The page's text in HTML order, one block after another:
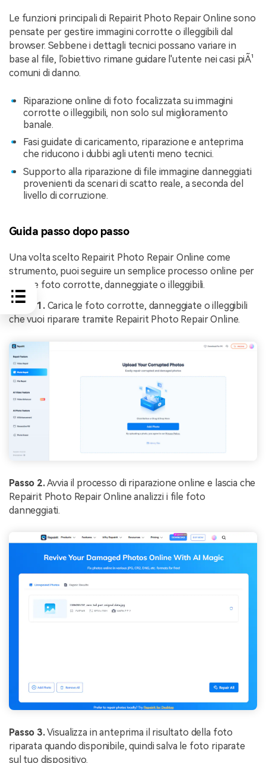
Le funzioni principali di Repairit Photo Repair Online sono
pensate per gestire immagini corrotte o illeggibili dal
browser. Sebbene i dettagli tecnici possano variare in
base al file, l'obiettivo rimane guidare l'utente nei casi piÃ¹
comuni di danno.
Riparazione online di foto focalizzata su immagini
corrotte o illeggibili, non solo sul miglioramento
banale.
Fasi guidate di caricamento, riparazione e anteprima
che riducono i dubbi agli utenti meno tecnici.
Supporto alla riparazione di file immagine danneggiati
provenienti da scenari di scatto reale, a seconda del
livello di corruzione.
Guida passo dopo passo
Una volta scelto Repairit Photo Repair Online come
strumento, puoi seguire un semplice processo online per
gestire foto corrotte, danneggiate o illeggibili.
Passo 1.Carica le foto corrotte, danneggiate o illeggibili
che vuoi riparare tramite Repairit Photo Repair Online.
Passo 2.Avvia il processo di riparazione online e lascia che
Repairit Photo Repair Online analizzi i file foto
danneggiati.
Passo 3.Visualizza in anteprima il risultato della foto
riparata quando disponibile, quindi salva le foto riparate
sul tuo dispositivo.